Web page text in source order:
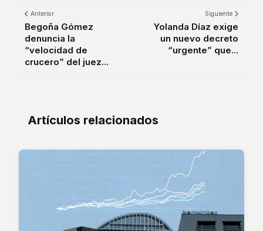
Anterior
Begoña Gómez
denuncia la
“velocidad de
crucero” del juez...
Siguiente
Yolanda Díaz exige
un nuevo decreto
“urgente” que...
Artículos relacionados